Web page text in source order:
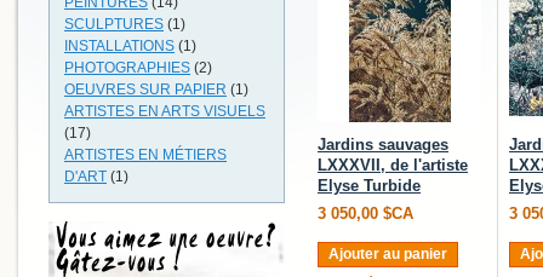
Jardins sauvages
LXXXVII, de l'artiste
Elyse Turbide
3 050,00 $CA
Ajouter au panier
3
SCULPTURES (1)
INSTALLATIONS (1)
PHOTOGRAPHIES (2)
OEUVRES SUR PAPIER (1)
ARTISTES EN ARTS VISUELS
(17)
ARTISTES EN MÉTIERS
D'ART (1)